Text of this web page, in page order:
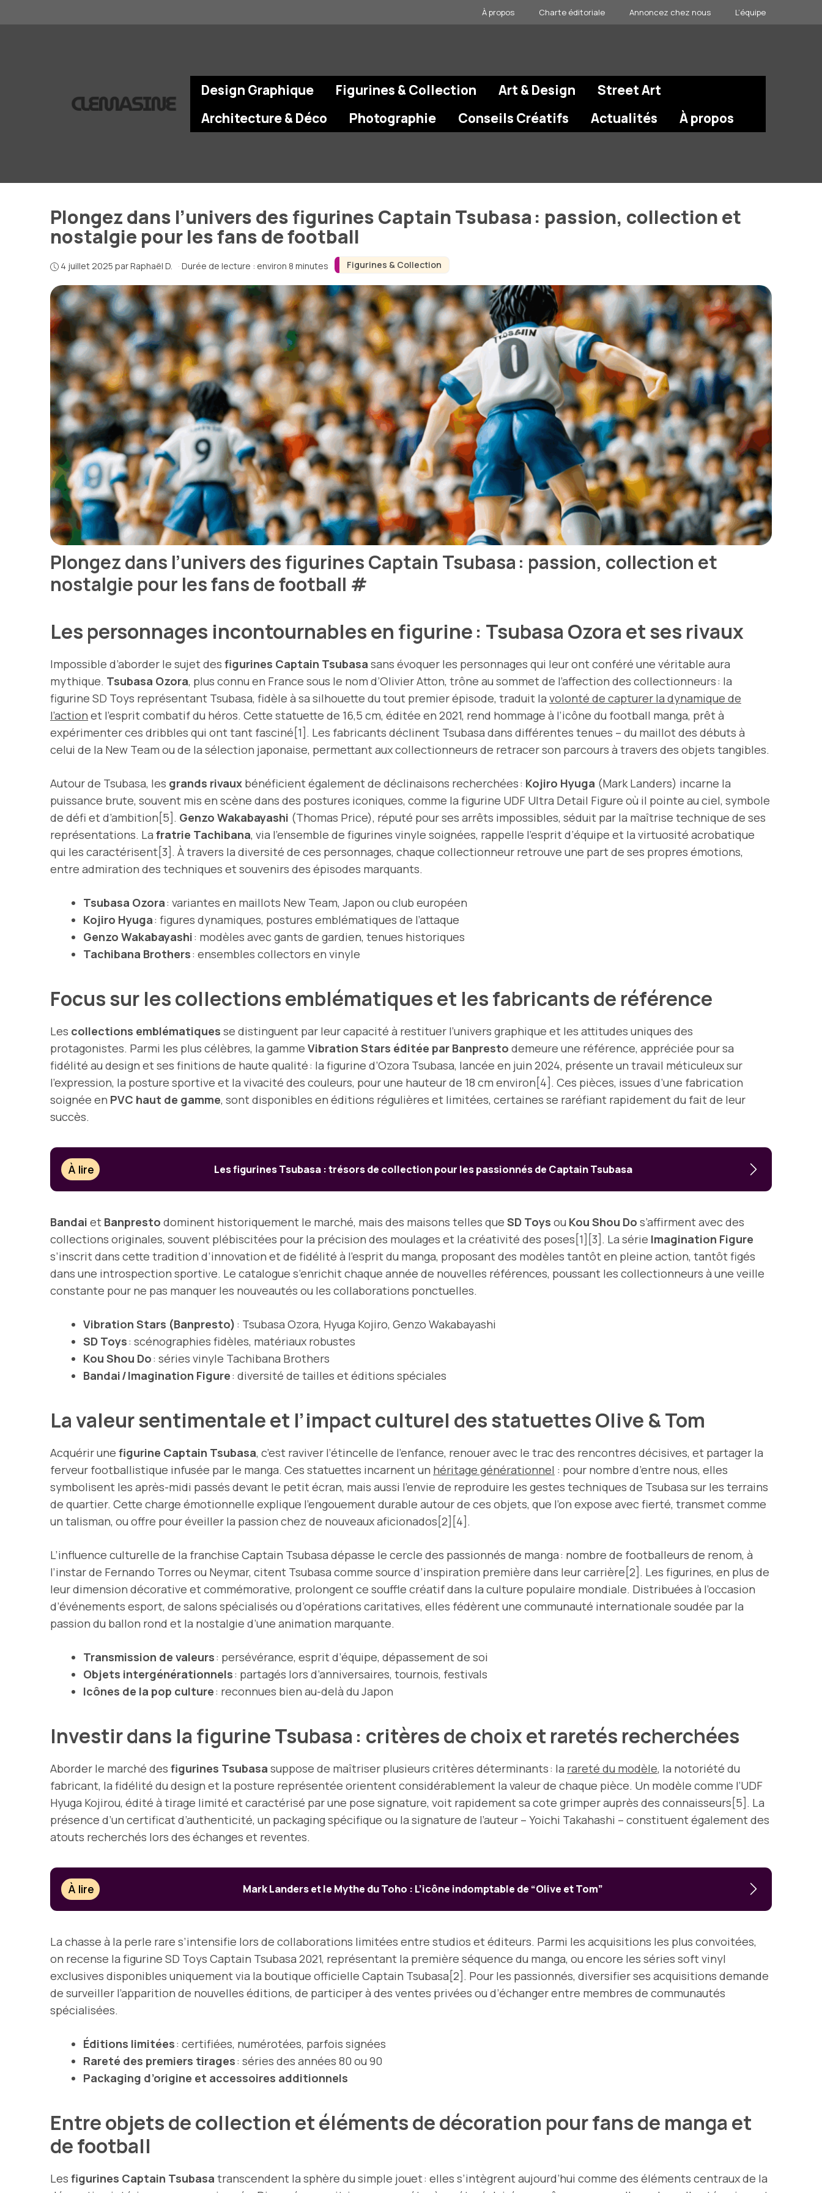
au
À propos Charte éditoriale Annoncez chez nous L’équipe
Design Graphique Figurines & Collection Art & Design
Street Art
Architecture & Déco
Photographie Conseils Créatifs Actualités À propos
Figurines & Collection
Plongez dans l’univers des figurines Captain Tsubasa : passion, collection et
nostalgie pour les fans de football
4 juillet 2025 parRaphaël D. · Durée de lecture : environ 8 minutes
Plongez dans l’univers des figurines Captain Tsubasa : passion, collection et
nostalgie pour les fans de football #
Les personnages incontournables en figurine : Tsubasa Ozora et ses rivaux
Impossible d’aborder le sujet des figurines Captain Tsubasa sans évoquer les personnages qui leur ont conféré une véritable aura
mythique. Tsubasa Ozora, plus connu en France sous le nom d’Olivier Atton, trône au sommet de l’affection des collectionneurs : la
figurine SD Toys représentant Tsubasa, fidèle à sa silhouette du tout premier épisode, traduit la volonté de capturer la dynamique de
l’action et l’esprit combatif du héros. Cette statuette de 16,5 cm, éditée en 2021, rend hommage à l’icône du football manga, prêt à
expérimenter ces dribbles qui ont tant fasciné[1]. Les fabricants déclinent Tsubasa dans différentes tenues – du maillot des débuts à
celui de la New Team ou de la sélection japonaise, permettant aux collectionneurs de retracer son parcours à travers des objets tangibles.
Autour de Tsubasa, les grands rivaux bénéficient également de déclinaisons recherchées : Kojiro Hyuga (Mark Landers) incarne la
puissance brute, souvent mis en scène dans des postures iconiques, comme la figurine UDF Ultra Detail Figure où il pointe au ciel, symbole
de défi et d’ambition[5]. Genzo Wakabayashi (Thomas Price), réputé pour ses arrêts impossibles, séduit par la maîtrise technique de ses
représentations. La fratrie Tachibana, via l’ensemble de figurines vinyle soignées, rappelle l’esprit d’équipe et la virtuosité acrobatique
qui les caractérisent[3]. À travers la diversité de ces personnages, chaque collectionneur retrouve une part de ses propres émotions,
entre admiration des techniques et souvenirs des épisodes marquants.
Tsubasa Ozora: variantes en maillots New Team, Japon ou club européen
Kojiro Hyuga: figures dynamiques, postures emblématiques de l’attaque
Genzo Wakabayashi: modèles avec gants de gardien, tenues historiques
Tachibana Brothers: ensembles collectors en vinyle
Focus sur les collections emblématiques et les fabricants de référence
Les collections emblématiques se distinguent par leur capacité à restituer l’univers graphique et les attitudes uniques des
protagonistes. Parmi les plus célèbres, la gamme Vibration Stars éditée par Banpresto demeure une référence, appréciée pour sa
fidélité au design et ses finitions de haute qualité : la figurine d’Ozora Tsubasa, lancée en juin 2024, présente un travail méticuleux sur
l’expression, la posture sportive et la vivacité des couleurs, pour une hauteur de 18 cm environ[4]. Ces pièces, issues d’une fabrication
soignée en PVC haut de gamme, sont disponibles en éditions régulières et limitées, certaines se raréfiant rapidement du fait de leur
succès.
À lire Les figurines Tsubasa : trésors de collection pour les passionnés de Captain Tsubasa
Bandai et Banpresto dominent historiquement le marché, mais des maisons telles que SD Toys ou Kou Shou Do s’affirment avec des
collections originales, souvent plébiscitées pour la précision des moulages et la créativité des poses[1][3]. La série Imagination Figure
s’inscrit dans cette tradition d’innovation et de fidélité à l’esprit du manga, proposant des modèles tantôt en pleine action, tantôt figés
dans une introspection sportive. Le catalogue s’enrichit chaque année de nouvelles références, poussant les collectionneurs à une veille
constante pour ne pas manquer les nouveautés ou les collaborations ponctuelles.
Vibration Stars (Banpresto) : Tsubasa Ozora, Hyuga Kojiro, Genzo Wakabayashi
SD Toys: scénographies fidèles, matériaux robustes
Kou Shou Do: séries vinyle Tachibana Brothers
Bandai / Imagination Figure: diversité de tailles et éditions spéciales
La valeur sentimentale et l’impact culturel des statuettes Olive & Tom
Acquérir une figurine Captain Tsubasa, c’est raviver l’étincelle de l’enfance, renouer avec le trac des rencontres décisives, et partager la
ferveur footballistique infusée par le manga. Ces statuettes incarnent un héritage générationnel : pour nombre d’entre nous, elles
symbolisent les après-midi passés devant le petit écran, mais aussi l’envie de reproduire les gestes techniques de Tsubasa sur les terrains
de quartier. Cette charge émotionnelle explique l’engouement durable autour de ces objets, que l’on expose avec fierté, transmet comme
un talisman, ou offre pour éveiller la passion chez de nouveaux aficionados[2][4].
L’influence culturelle de la franchise Captain Tsubasa dépasse le cercle des passionnés de manga : nombre de footballeurs de renom, à
l’instar de Fernando Torres ou Neymar, citent Tsubasa comme source d’inspiration première dans leur carrière[2]. Les figurines, en plus de
leur dimension décorative et commémorative, prolongent ce souffle créatif dans la culture populaire mondiale. Distribuées à l’occasion
d’événements esport, de salons spécialisés ou d’opérations caritatives, elles fédèrent une communauté internationale soudée par la
passion du ballon rond et la nostalgie d’une animation marquante.
Transmission de valeurs: persévérance, esprit d’équipe, dépassement de soi
Objets intergénérationnels: partagés lors d’anniversaires, tournois, festivals
Icônes de la pop culture: reconnues bien au-delà du Japon
Investir dans la figurine Tsubasa : critères de choix et raretés recherchées
Aborder le marché des figurines Tsubasa suppose de maîtriser plusieurs critères déterminants : la rareté du modèle, la notoriété du
fabricant, la fidélité du design et la posture représentée orientent considérablement la valeur de chaque pièce. Un modèle comme l’UDF
Hyuga Kojirou, édité à tirage limité et caractérisé par une pose signature, voit rapidement sa cote grimper auprès des connaisseurs[5]. La
présence d’un certificat d’authenticité, un packaging spécifique ou la signature de l’auteur – Yoichi Takahashi – constituent également des
atouts recherchés lors des échanges et reventes.
À lire Mark Landers et le Mythe du Toho : L’icône indomptable de “Olive et Tom”
La chasse à la perle rare s’intensifie lors de collaborations limitées entre studios et éditeurs. Parmi les acquisitions les plus convoitées,
on recense la figurine SD Toys Captain Tsubasa 2021, représentant la première séquence du manga, ou encore les séries soft vinyl
exclusives disponibles uniquement via la boutique officielle Captain Tsubasa[2]. Pour les passionnés, diversifier ses acquisitions demande
de surveiller l’apparition de nouvelles éditions, de participer à des ventes privées ou d’échanger entre membres de communautés
spécialisées.
Éditions limitées: certifiées, numérotées, parfois signées
Rareté des premiers tirages: séries des années 80 ou 90
Packaging d’origine et accessoires additionnels
Entre objets de collection et éléments de décoration pour fans de manga et
de football
Les figurines Captain Tsubasa transcendent la sphère du simple jouet : elles s’intègrent aujourd’hui comme des éléments centraux de la